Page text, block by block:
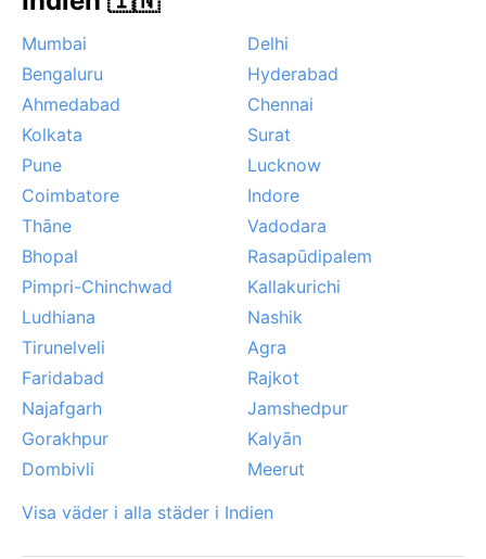
vacker himmel. Fenomen som cykloner från
Bengaliska viken förekommer, men är mindre vanliga
så långt inåt landet. Våren och försommarens
brännande hetta avråds för den som inte är van vid
extrem värme, medan monsunens regn erbjuder en
egen, frodig charm för den äventyrslystne.
Mumbai
Delhi
Bengaluru
Hyderabad
Ahmedabad
Chennai
Kolkata
Surat
Pune
Lucknow
Coimbatore
Indore
Thāne
Vadodara
Bhopal
Rasapūdipalem
Pimpri-Chinchwad
Kallakurichi
Ludhiana
Nashik
Tirunelveli
Agra
Faridabad
Rajkot
Najafgarh
Jamshedpur
Gorakhpur
Kalyān
Dombivli
Meerut
Visa väder i alla städer i Indien